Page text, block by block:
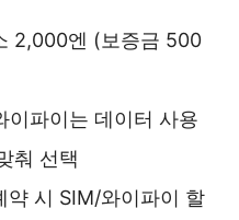
2,000엔 (보증금 500
이파이는 데이터 사용
춰 선택
약 시 SIM/와이파이 할